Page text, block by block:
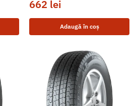
662 lei
Adaugă în coș